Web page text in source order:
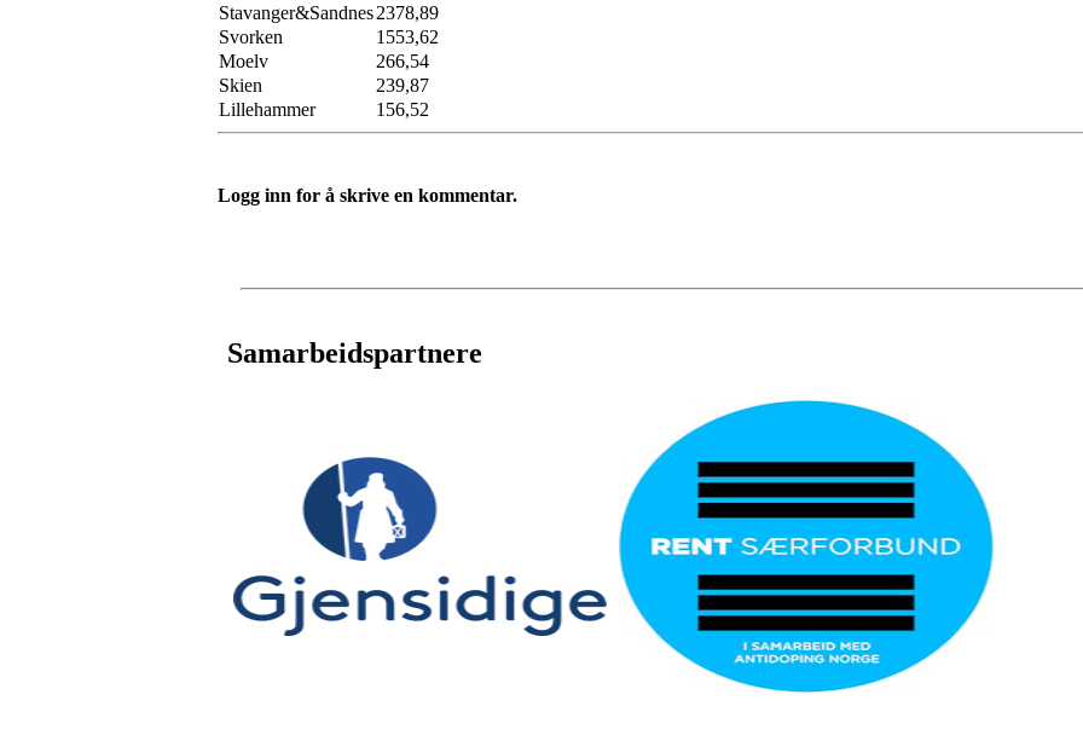
Stavanger&Sandnes2378,89
Svorken
1553,62
Moelv
266,54
Skien
239,87
Lillehammer
156,52
Logg inn for å skrive en kommentar.
Samarbeidspartnere